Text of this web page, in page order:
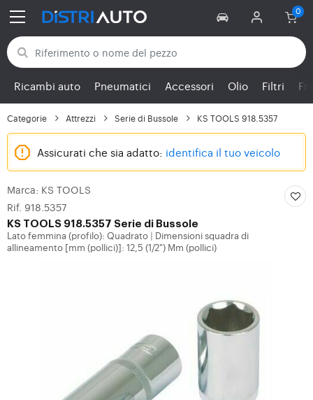
Torna alle categorie
Ricambi auto Pneumatici Accessori Olio Filtri
Categorie Attrezzi Serie di Bussole KS TOOLS 918.5357
Assicurati che sia adatto: identifica il tuo veicolo
Marca: KS TOOLS
Rif. 918.5357
KS TOOLS 918.5357 Serie di Bussole
Lato femmina (profilo): Quadrato
Dimensioni squadra di
allineamento [mm (pollici)]: 12,5 (1/2") Mm (pollici)